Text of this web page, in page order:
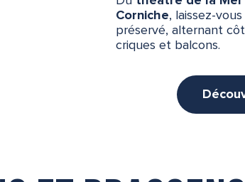
Corniche, laissez-
préservé, alternant
criques et balcons.